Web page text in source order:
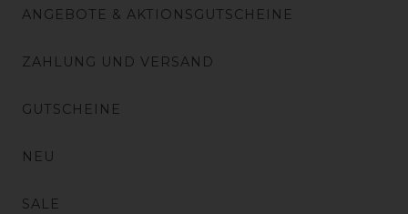
ANGEBOTE & AKTIONSGUTSCHEINE
ZAHLUNG UND VERSAND
GUTSCHEINE
NEU
SALE